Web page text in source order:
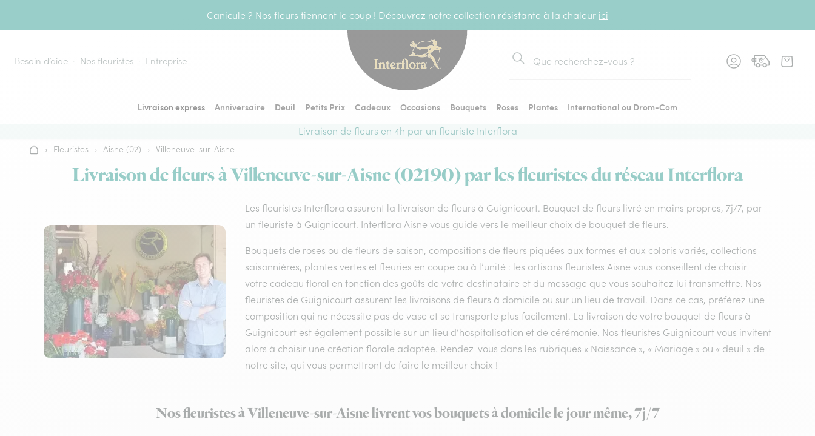
Canicule ? Nos fleurs tiennent le coup ! Découvrez notre collection résistante à la chaleur ici
Besoin d’aide Nos fleuristes Entreprise
Rechercher
Livraison express Anniversaire Deuil Petits Prix Cadeaux Occasions Bouquets Roses Plantes
International ou Drom-Com
Livraison de fleurs en 4h par un fleuriste Interflora
Accueil
› Fleuristes › Aisne (02) › Villeneuve-sur-Aisne
Livraison de fleurs à Villeneuve-sur-Aisne (02190) par les fleuristes du réseau Interflora
Les fleuristes Interflora assurent la livraison de fleurs à Guignicourt. Bouquet de fleurs livré en mains propres, 7j/7, par
un fleuriste à Guignicourt. Interflora Aisne vous guide vers le meilleur choix de bouquet de fleurs.
Bouquets de roses ou de fleurs de saison, compositions de fleurs piquées aux formes et aux coloris variés, collections
saisonnières, plantes vertes et fleuries en coupe ou à l’unité : les artisans fleuristes Aisne vous conseillent de choisir
votre cadeau floral en fonction des goûts de votre destinataire et du message que vous souhaitez lui transmettre. Nos
fleuristes de Guignicourt assurent les livraisons de fleurs à domicile ou sur un lieu de travail. Dans ce cas, préférez une
composition qui ne nécessite pas de vase et se transporte plus facilement. La livraison de votre bouquet de fleurs à
Guignicourt est également possible sur un lieu d’hospitalisation et de cérémonie. Nos fleuristes Guignicourt vous invitent
alors à choisir une création florale adaptée. Rendez-vous dans les rubriques « Naissance », « Mariage » ou « deuil » de
notre site, qui vous permettront de faire le meilleur choix !
Nos fleuristes à Villeneuve-sur-Aisne livrent vos bouquets à domicile le jour même, 7j/7